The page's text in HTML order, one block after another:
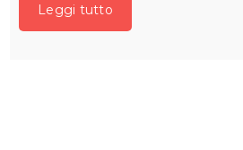
Leggi tutto